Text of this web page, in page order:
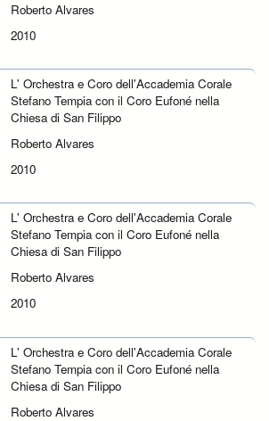
Roberto Alvares
2010
L' Orchestra e Coro dell'Accademia Corale
Stefano Tempia con il Coro Eufoné nella
Chiesa di San Filippo
Roberto Alvares
2010
L' Orchestra e Coro dell'Accademia Corale
Stefano Tempia con il Coro Eufoné nella
Chiesa di San Filippo
Roberto Alvares
2010
L' Orchestra e Coro dell'Accademia Corale
Stefano Tempia con il Coro Eufoné nella
Chiesa di San Filippo
Roberto Alvares